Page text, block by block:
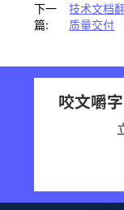
下一
篇:
技术文档
质量交付
咬文嚼